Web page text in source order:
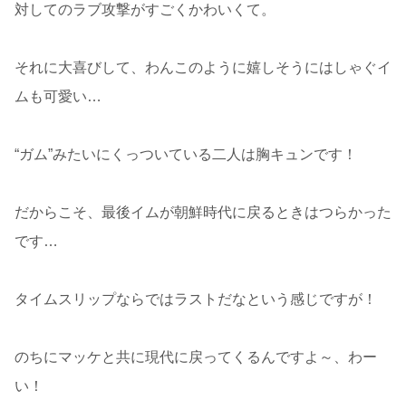
対してのラブ攻撃がすごくかわいくて。
それに大喜びして、わんこのように嬉しそうにはしゃぐイ
ムも可愛い…
“ガム”みたいにくっついている二人は胸キュンです！
だからこそ、最後イムが朝鮮時代に戻るときはつらかった
です…
タイムスリップならではラストだなという感じですが！
のちにマッケと共に現代に戻ってくるんですよ～、わー
い！